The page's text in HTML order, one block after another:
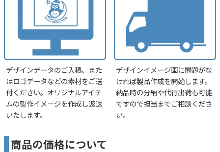
デザインデータのご入稿、また
はロゴデータなどの素材をご送
付ください。オリジナルアイテ
ムの製作イメージを作成し返送
いたします。
デザインイメージ画に問題がな
ければ製品作成を開始します。
納品時の分納や代行出荷も可能
ですので担当までご相談くださ
い。
商品の価格について